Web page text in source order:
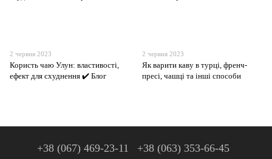
2 червня 2023
Користь чаю Улун: властивості,
ефект для схуднення ✔️ Блог
2 червня 2023
Як варити каву в турці, френч-
пресі, чашці та інші способи
+38 (067) 469-23-11 +38 (063) 353-66-45